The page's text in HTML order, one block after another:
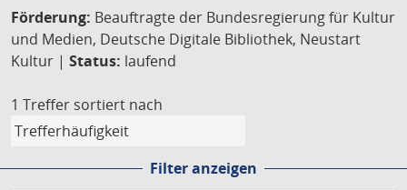
Förderung: Beauftragte der Bundesregierung für Kultur
und Medien, Deutsche Digitale Bibliothek, Neustart
Kultur | Status: laufend
1 Treffer sortiert nach
Filter anzeigen